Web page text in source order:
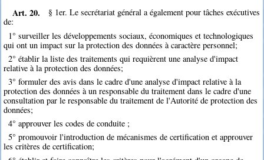
Art. 20.
§ 1er. Le secrétariat général a également pour tâches exécutives
de:
1° surveiller les développements sociaux, économiques et technologiques
qui ont un impact sur la protection des données à caractère personnel;
2° établir la liste des traitements qui requièrent une analyse d'impact
relative à la protection des données;
3° formuler des avis dans le cadre d'une analyse d'impact relative à la
protection des données à un responsable du traitement dans le cadre d'une
consultation par le responsable du traitement de l'Autorité de protection des
données;
4° approuver les codes de conduite ;
5° promouvoir l'introduction de mécanismes de certification et approuver
les critères de certification;